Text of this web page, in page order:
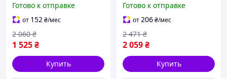
наволочками 50*70 см
Весенняя свежесть
Белый (52530180215)
Готово к отправке
от 152₴/мес
1 525₴
2 060 ₴
Купить
135 гр/м2 MERISET
Коричневый с молочным
(200230200220)
Готово к отправке
от206₴/мес
2 059₴
2 471 ₴
Купить